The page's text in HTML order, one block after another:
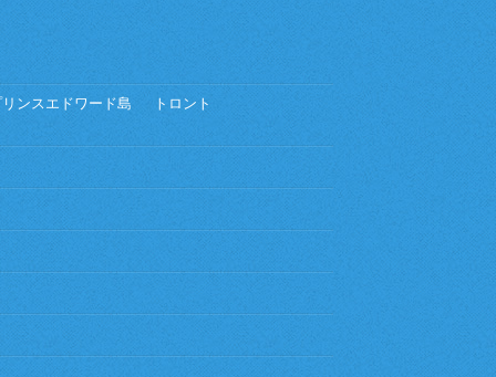
ンスエドワード島 トロント